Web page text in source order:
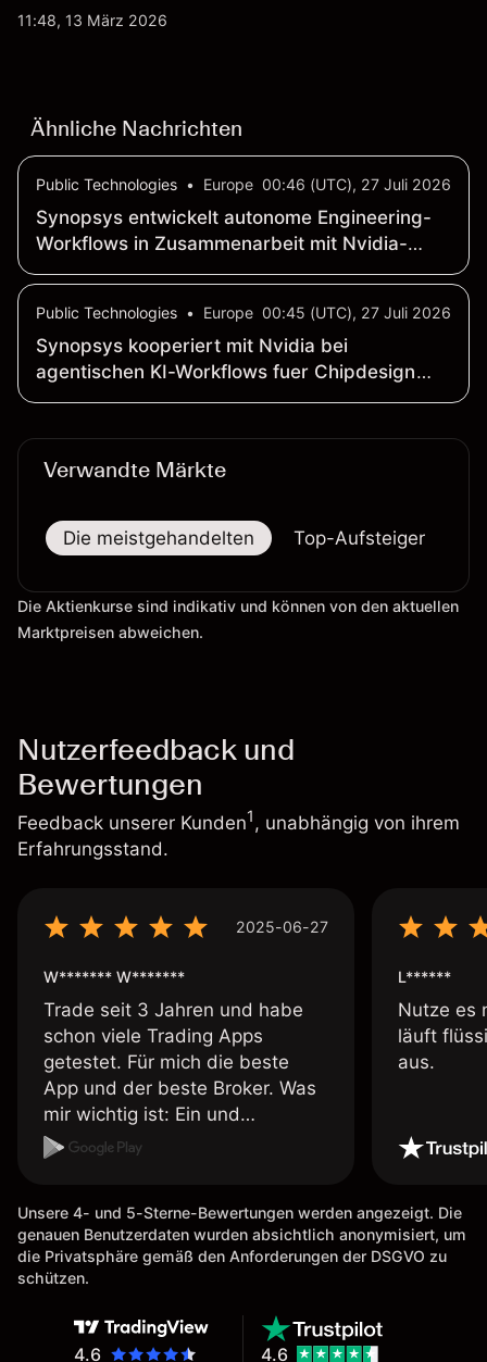
etwa 2,4 Mrd. AUD bis Ende 2026. Die
11:48, 13 März 2026
Ähnliche Nachrichten
Public Technologies • Europe 00:46 (UTC), 27 Juli 2026
Synopsys entwickelt autonome Engineering-
Workflows in Zusammenarbeit mit Nvidia-
Technologie
Public Technologies • Europe 00:45 (UTC), 27 Juli 2026
Synopsys kooperiert mit Nvidia bei
agentischen KI-Workflows fuer Chipdesign
und Simulation
Verwandte Märkte
Die meistgehandelten Top-Aufsteiger
Die Aktienkurse sind indikativ und können von den aktuellen
Marktpreisen abweichen.
Nutzerfeedback und
Bewertungen
Feedback unserer Kunden1, unabhängig von ihrem
Erfahrungsstand.
2025-06-27
W******* W*******
Trade seit 3 Jahren und habe
schon viele Trading Apps
getestet. Für mich die beste
App und der beste Broker. Was
mir wichtig ist: Ein und
Auszahlungen per Kreditkarte
möglich. Berichte, Auszüge OK.
Eine Diagrammfunktion wie es
bei Naga ist wäre
L******
Nutze es
läuft
aus.
Unsere 4- und 5-Sterne-Bewertungen werden angezeigt. Die
genauen Benutzerdaten wurden absichtlich anonymisiert, um
die Privatsphäre gemäß den Anforderungen der DSGVO zu
schützen.
4.6 4.6